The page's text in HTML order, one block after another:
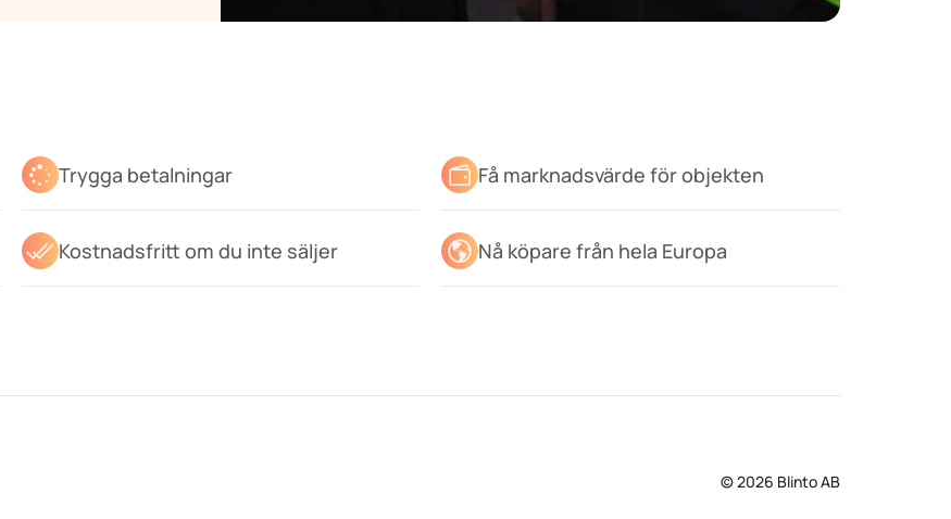
Trygga betalningar Få marknadsvärde för objekten
Kostnadsfritt om du inte säljer Nå köpare från hela Europa
© 2026 Blinto AB